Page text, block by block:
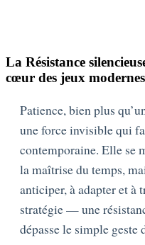
La Résistance
cœur des jeux modernes
Patience, bien plus
une force invisible qui
contemporaine. Elle se
la maîtrise du temps,
anticiper, à adapter et à
stratégie — une
dépasse le simple geste